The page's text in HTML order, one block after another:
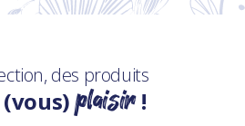
des produits
(vous)plaisir!